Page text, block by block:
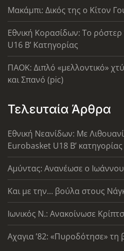
Μακάμπι: Δικός της ο Κίτον
Εθνική Κορασίδων: Το
U16 B’ Κατηγορίας
ΠΑΟΚ: Διπλό «μελλοντικό»
και Σπανό (pic)
Τελευταία Άρθρα
Εθνική Νεανίδων: Με
Eurobasket U18 Β’ κατηγορίας
Αμύντας: Ανανέωσε ο Ιωάννου
Και με την… βούλα στους
Ιωνικός Ν.: Ανακοίνωσε
Αχαγια ’82: «Πυροδότησε»